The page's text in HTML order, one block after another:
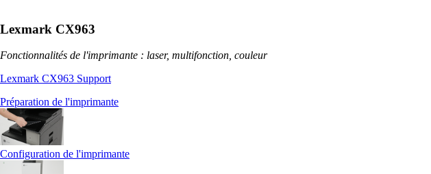
Lexmark CX963
Fonctionnalités de l'imprimante : laser, multifonction, couleur
Lexmark CX963 Support
Préparation de l'imprimante
Configuration de l'imprimante